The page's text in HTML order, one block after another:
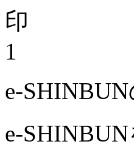
1
e-
e-